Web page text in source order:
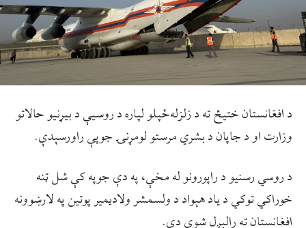
د افغانستان ختیځ ته د زلزله‌ځپلو لپاره د روسیې د بیړنیو حالاتو
وزارت او د جاپان د بشري مرستو لومړنۍ جوپې راورسېدې.
د روسي رسنیو د راپورونو له مخې، په دې جوپه کې شل ټنه
خوراکي توکي د ياد هېواد د ولسمشر ولاديمير پوتين په لارښوونه
افغانستان ته رالېږل شوي دي.